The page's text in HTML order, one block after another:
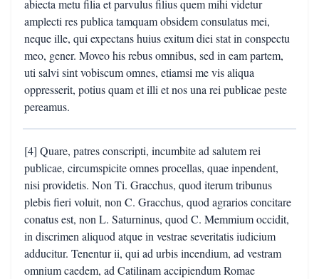
abiecta metu filia et parvulus filius quem mihi videtur
amplecti res publica tamquam obsidem consulatus mei,
neque ille, qui expectans huius exitum diei stat in conspectu
meo, gener. Moveo his rebus omnibus, sed in eam partem,
uti salvi sint vobiscum omnes, etiamsi me vis aliqua
oppresserit, potius quam et illi et nos una rei publicae peste
pereamus.
[4] Quare, patres conscripti, incumbite ad salutem rei
publicae, circumspicite omnes procellas, quae inpendent,
nisi providetis. Non Ti. Gracchus, quod iterum tribunus
plebis fieri voluit, non C. Gracchus, quod agrarios concitare
conatus est, non L. Saturninus, quod C. Memmium occidit,
in discrimen aliquod atque in vestrae severitatis iudicium
adducitur. Tenentur ii, qui ad urbis incendium, ad vestram
omnium caedem, ad Catilinam accipiendum Romae